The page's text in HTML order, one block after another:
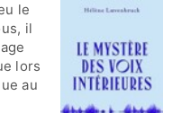
le
il
lors
au